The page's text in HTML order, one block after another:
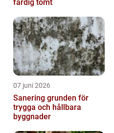
färdig tomt
07 juni 2026
Sanering grunden för
trygga och hållbara
byggnader